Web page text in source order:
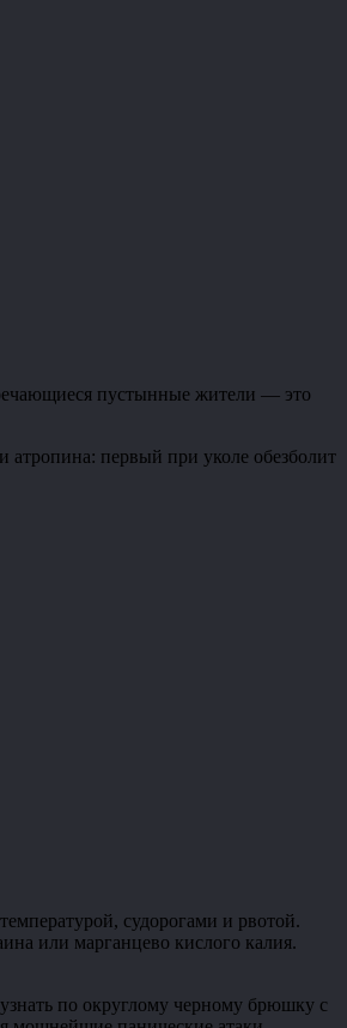
пустынные жители — это
атропина: первый при уколе обезболит
судорогами и рвотой.
или марганцево кислого калия.
по округлому черному брюшку с